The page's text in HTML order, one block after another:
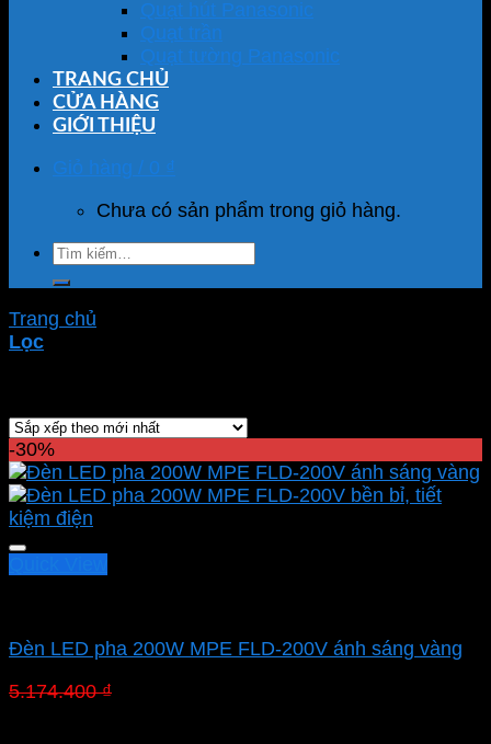
Quạt hút Panasonic
Quạt trần
Quạt tường Panasonic
TRANG CHỦ
CỬA HÀNG
GIỚI THIỆU
Giỏ hàng / 0 ₫
Chưa có sản phẩm trong giỏ hàng.
Tìm
kiếm:
Trang chủ
Lọc
-30%
Đèn LED pha 200W MPE FLD-200V ánh sáng vàng
5.174.400₫